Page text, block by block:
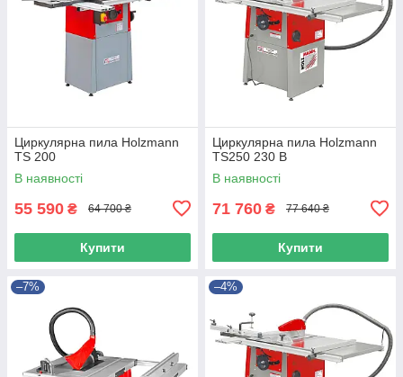
Циркулярна пила Holzmann
TS 200
В наявності
55 590 ₴ 64 700 ₴
Купити
Циркулярна пила Holzmann
TS250 230 В
В наявності
71 760 ₴ 77 640 ₴
Купити
–7% –4%